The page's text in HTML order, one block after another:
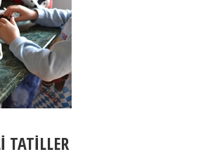
TATİLLER